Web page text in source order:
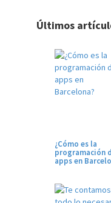
Últimos
¿Cómo es la
programación
apps en